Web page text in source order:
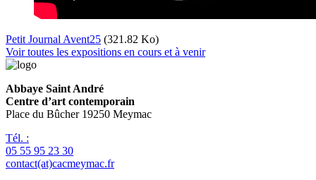
Petit Journal Avent25 (321.82 Ko)
Voir toutes les expositions en cours et à venir
Abbaye Saint André
Centre d’art contemporain
Place du Bûcher 19250 Meymac
Tél. :
05 55 95 23 30
contact(at)cacmeymac.fr